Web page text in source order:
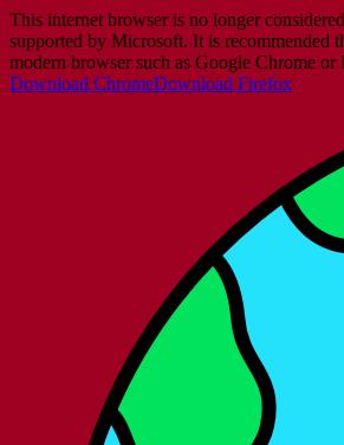
This internet browser is no longer
supported by Microsoft. It is recommended
modern browser such as Google Chrome
Download ChromeDownload Firefox